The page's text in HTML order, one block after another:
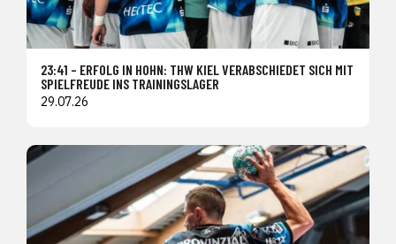
23:41 – ERFOLG IN HOHN: THW KIEL VERABSCHIEDET SICH MIT
SPIELFREUDE INS TRAININGSLAGER
29.07.26